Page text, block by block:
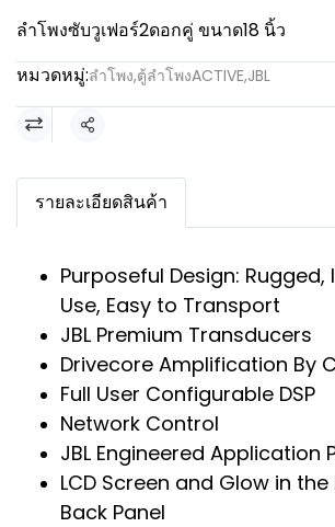
ลำโพงซับวูเฟอร์2ดอกคู่ ขนาด18 นิ้ว
หมวดหมู่:ลำโพง,ตู้ลำโพงACTIVE,JBL
แชร์
รายละเอียดสินค้า
Purposeful Design:
Use, Easy to Transport
JBL Premium Transducers
Drivecore Amplification By
Full User Configurable DSP
Network Control
JBL Engineered Application
LCD Screen and Glow in the
Back Panel